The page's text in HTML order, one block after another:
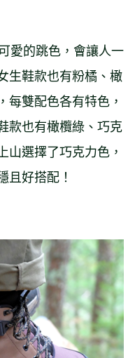
愛的跳色，會讓人一
生鞋款也有粉橘、橄
每雙配色各有特色，
款也有橄欖綠、巧克
山選擇了巧克力色，
且好搭配！